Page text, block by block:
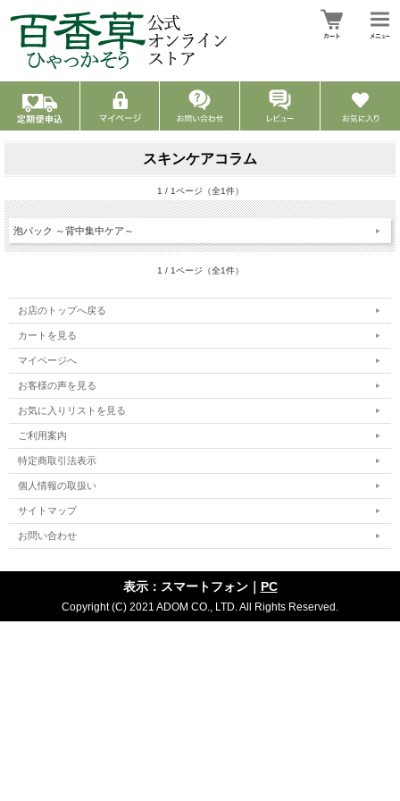
スキンケアコラム
1 / 1ページ（全1件）
泡パック ～背中集中ケア～
1 / 1ページ（全1件）
お店のトップへ戻る
カートを見る
マイページへ
お客様の声を見る
お気に入りリストを見る
ご利用案内
特定商取引法表示
個人情報の取扱い
サイトマップ
お問い合わせ
表示：スマートフォン｜ PC
Copyright (C) 2021 ADOM CO., LTD. All Rights Reserved.